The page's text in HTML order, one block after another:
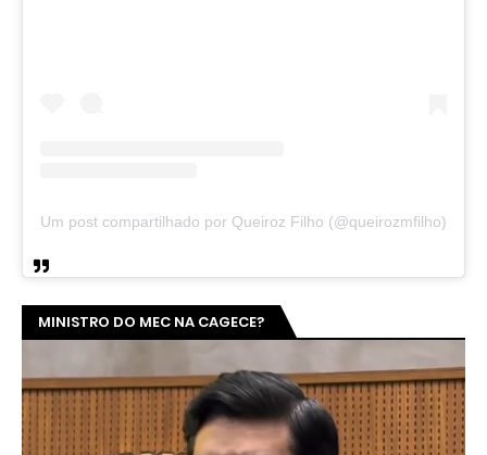
Um post compartilhado por Queiroz Filho (@queirozmfilho)
MINISTRO DO MEC NA CAGECE?